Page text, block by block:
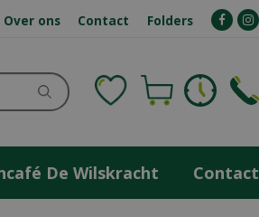
Over ons Contact Folders
De Wilskracht Contact